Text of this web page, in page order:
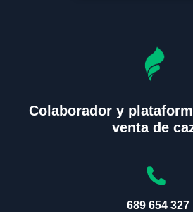
Colaborador y
venta de
689 654 327